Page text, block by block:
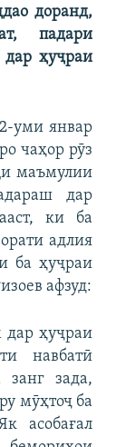
доранд,
падари
ҳуҷраи
уми январ
чаҳор рӯз
маъмулии
дар
ки ба
адлия
ба ҳуҷраи
афзуд:
ҳуҷраи
навбатӣ
занг зада,
мӯҳтоҷ ба
асобағал